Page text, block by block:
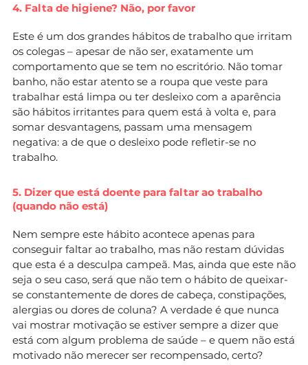
4. Falta de higiene? Não, por favor
Este é um dos grandes hábitos de trabalho que irritam
os colegas – apesar de não ser, exatamente um
comportamento que se tem no escritório. Não tomar
banho, não estar atento se a roupa que veste para
trabalhar está limpa ou ter desleixo com a aparência
são hábitos irritantes para quem está à volta e, para
somar desvantagens, passam uma mensagem
negativa: a de que o desleixo pode refletir-se no
trabalho.
5. Dizer que está doente para faltar ao trabalho
(quando não está)
Nem sempre este hábito acontece apenas para
conseguir faltar ao trabalho, mas não restam dúvidas
que esta é a desculpa campeã. Mas, ainda que este não
seja o seu caso, será que não tem o hábito de queixar-
se constantemente de dores de cabeça, constipações,
alergias ou dores de coluna? A verdade é que nunca
vai mostrar motivação se estiver sempre a dizer que
está com algum problema de saúde – e quem não está
motivado não merecer ser recompensado, certo?